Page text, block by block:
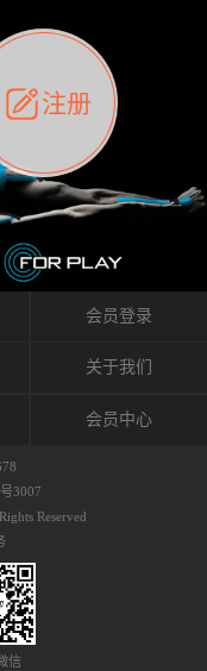
现进一步瘙痒过敏。而膝
力用的100%，但自始至终
没有出现过任何瘙痒的迹
同一个身体，不同的部位
同。因此我们KINESIO要做
程中竭尽全力的降低致敏
来的致敏率。那到底是什
痒呢？我整理了以下内容
能给予大家帮助。首先我
原因，然后简说一下
预防应对。我把导致过敏的
和内因。外因1，贴布贴布
率、回缩率、纤维的刺激
的刺激，从而引起过敏瘙
。 细胞因子是一种酵素，
适当的作用，为细胞创造
。 在现代医学上，这种细胞
往往被否定，但在体内有
，它们起着保持身体平衡
内效贴不像药物那样在短时
是通过花费时间创造一个
作用等）的环境来减轻症
养、精神、运动的平衡被破
生病态变化。 在一定的状
动捕捉异常，并在细胞之
息。可以收集各自所需的
子的连锁反应）。 如果这种
物质。 因此，身体所需的
能发挥作用，反而会造成
肌内效贴的作用，就是解
® （Kinesio贴扎
空间），动（流动），冷
为了实现这些，贴布的质
Medical
医疗贴扎）通过从皮肤表面
布上提供支持和深度刺
适当控制，可以连接皮下
常轻柔的刺激，增加患部
雪花”贴布不会妨碍皮
效的辅助修复关节周围组
用于关节或肌肉表面，释
膜。“雪花”贴扎疗法是一
筋膜和间质液之间自然流动
液间质被称为人体的新器
整个身体的网络是由坚韧
所支撑的相互连接的充满
如果作为脏器，这是人体
重的20%（相比之下，皮
的再生和恢复。“1”“雪花”
，改善受影响的关节和肌
的作用。对组织的营养供
皮下组织的关节囊。 流
-Kinesio肌内效贴布的发明
对日常生活产生反复影响
焦点。 筋膜容易受到外部
注册
会员登录
关于我们
会员中心
3007
Reserved
信